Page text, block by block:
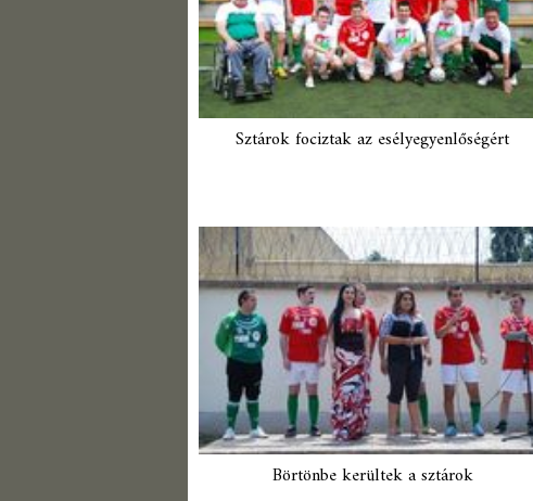
Sztárok fociztak az esélyegyenlőségért
Börtönbe kerültek a sztárok